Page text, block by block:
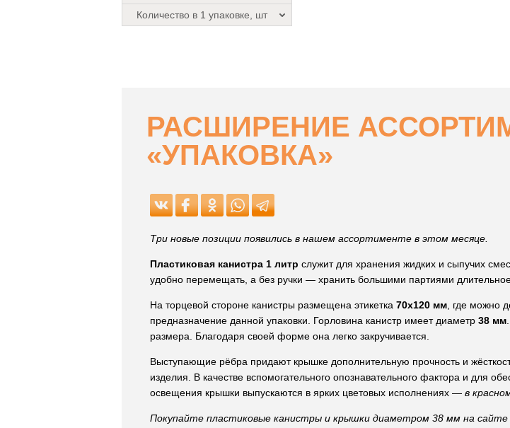
Количество в 1 упаковке, шт
РАСШИРЕНИЕ
«УПАКОВКА»
Три новые позиции появились в нашем ассортименте в этом месяце.
Пластиковая канистра 1 литр служит для хранения жидких и сыпучих
удобно перемещать, а без ручки — хранить большими партиями
На торцевой стороне канистры размещена этикетка 70x120 мм, где можно
предназначение данной упаковки. Горловина канистр имеет диаметр 38 мм
размера. Благодаря своей форме она легко закручивается.
Выступающие рёбра придают крышке дополнительную прочность и
изделия. В качестве вспомогательного опознавательного фактора и для
освещения крышки выпускаются в ярких цветовых исполнениях — в
Покупайте пластиковые канистры и крышки диаметром 38 мм на сайте